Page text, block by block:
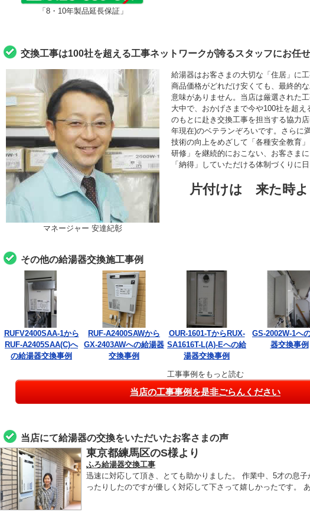
「8・10年製品延長保証」
交換工事は100社を超える工事ネットワークが誇るスタッフにお任
マネージャー 安達紀彰
給湯器はお客さまの大切な「住居」に
商品価格がどれだけ安くても、最終的
意味がありません。当店は厳選された
大中で、おかげさまで今や100社を超え
のもとに赴き交換工事を担当する協力
年現在)のベテランぞろいです。さらに
技術の向上をめざして「各種安全教育
研修」を継続的におこない、お客さま
「納得」していただける体制づくりに
片付けは 来た時
その他の給湯器交換施工事例
RUFV2400SAA-1から
RUF-A2405SAA(C)へ
の給湯器交換事例
RUF-A2400SAWから
GX-2403AWへの給湯器
交換事例
OUR-1601-TからRUX-
SA1616T-L(A)-Eへの給
湯器交換事例
GS-2002W-1へ
器交換事例
工事事例をもっと読む
当店の工事事例を是非ごらんください
当店にて給湯器の交換をいただいたお客さまの声
東京都練馬区のS様より
ふろ給湯器交換工事
迅速に対応して頂き、とても助かりました。 作業中、5才の息
ったりしたのですが優しく対応して下さって嬉しかったです。